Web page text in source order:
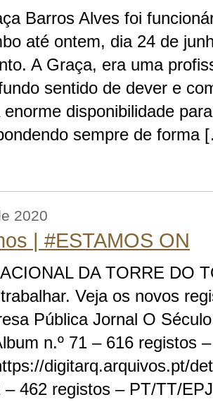
Barros Alves foi
até ontem, dia 24 de
A Graça, era uma
sentido de dever e
disponibilidade
sempre de forma
2020
| #ESTAMOS ON
DA TORRE DO
Veja os novos
Pública Jornal O
n.º 71 – 616 registos
digitarq.arquivos.pt/
– 462 registos – PT/TT/